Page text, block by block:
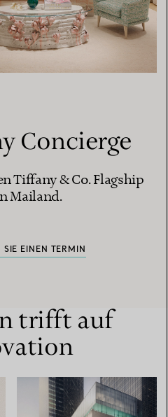
Concierge
Tiffany & Co. Flagship
Mailand.
SIE EINEN TERMIN
trifft auf